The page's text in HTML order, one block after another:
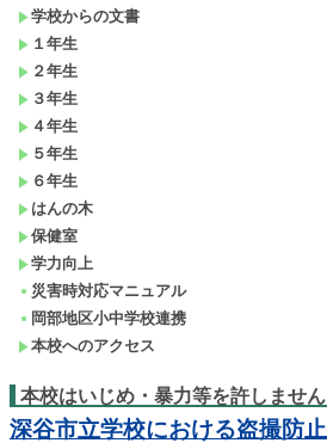
学校からの文書
１年生
２年生
３年生
４年生
５年生
６年生
はんの木
保健室
学力向上
災害時対応マニュアル
岡部地区小中学校連携
本校へのアクセス
本校はいじめ・暴力等を許しません
深谷市立学校における盗撮防止